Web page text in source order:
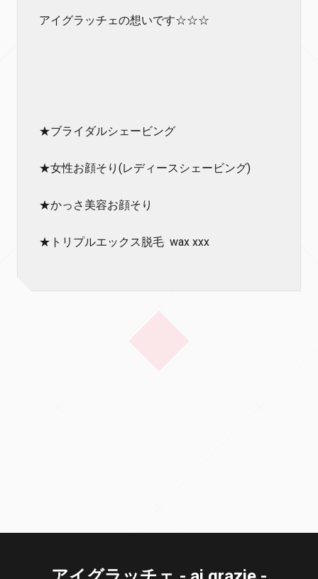
アイグラッチェの想いです☆☆☆
★ブライダルシェービング
★女性お顔そり(レディースシェービング)
★かっさ美容お顔そり
★トリプルエックス脱毛 wax xxx